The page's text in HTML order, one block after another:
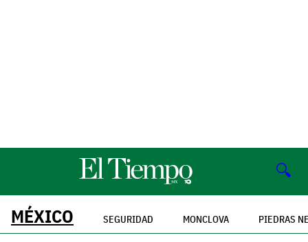
🔍
MÉXICO SEGURIDAD MONCLOVA PIEDRAS